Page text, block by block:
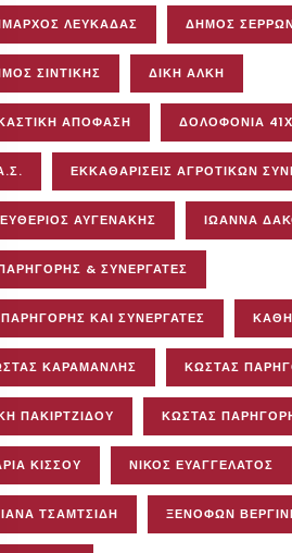
ΛΕΥΚΆΔΑΣ ΔΉΜΟΣ
ΣΙΝΤΙΚΉΣ ΔΊΚΗ ΆΛΚΗ
ΑΠΌΦΑΣΗ ΔΟΛΟΦΟΝΊΑ
ΕΚΚΑΘΑΡΊΣΕΙΣ ΑΓΡΟΤΙΚΏΝ
ΑΥΓΕΝΆΚΗΣ ΙΩΆΝΝΑ
& ΣΥΝΕΡΓΑΤΕΣ
ΚΑΙ ΣΥΝΕΡΓΆΤΕΣ
ΚΑΡΑΜΑΝΛΗΣ ΚΩΣΤΑΣ
ΠΑΚΙΡΤΖΊΔΟΥ ΚΏΣΤΑΣ
ΚΊΣΣΟΥ ΝΊΚΟΣ ΕΥΑΓΓΕΛΆΤΟΣ
ΤΣΑΜΤΣΊΔΗ ΞΕΝΟΦΏΝ